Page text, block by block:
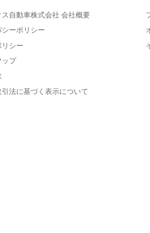
ス自動車株式会社 会社概要
シーポリシー
シー
ップ
法に基づく表示について